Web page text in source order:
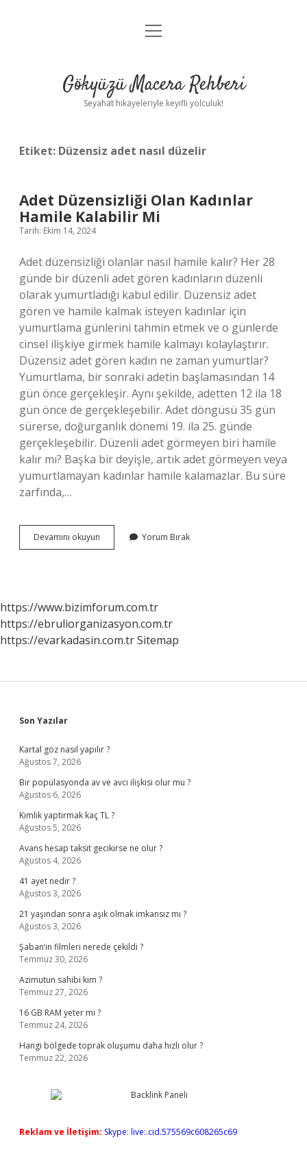
Anasayfa
Yasal Uyarı
menüyü
Gökyüzü Macera Rehberi
Seyahat hikayeleriyle keyifli yolculuk!
Etiket: Düzensiz adet nasıl düzelir
Adet Düzensizliği Olan Kadınlar
Hamile Kalabilir Mi
Tarih: Ekim 14, 2024
Adet düzensizliği olanlar nasıl hamile kalır? Her 28
günde bir düzenli adet gören kadınların düzenli
olarak yumurtladığı kabul edilir. Düzensiz adet
gören ve hamile kalmak isteyen kadınlar için
yumurtlama günlerini tahmin etmek ve o günlerde
cinsel ilişkiye girmek hamile kalmayı kolaylaştırır.
Düzensiz adet gören kadın ne zaman yumurtlar?
Yumurtlama, bir sonraki adetin başlamasından 14
gün önce gerçekleşir. Aynı şekilde, adetten 12 ila 18
gün önce de gerçekleşebilir. Adet döngüsü 35 gün
sürerse, doğurganlık dönemi 19. ila 25. günde
gerçekleşebilir. Düzenli adet görmeyen biri hamile
kalır mı? Başka bir deyişle, artık adet görmeyen veya
yumurtlamayan kadınlar hamile kalamazlar. Bu süre
zarfında,…
Devamını okuyun
Düzensizliği
Mi
Yorum Bırak
https://www.bizimforum.com.tr
https://ebruliorganizasyon.com.tr
https://evarkadasin.com.trSitemap
Sidebar
Son Yazılar
Kartal göz nasıl yapılır ?
Ağustos 7, 2026
Bir popülasyonda av ve avcı ilişkisi olur mu ?
Ağustos 6, 2026
Kimlik yaptırmak kaç TL ?
Ağustos 5, 2026
Avans hesap taksit gecikirse ne olur ?
Ağustos 4, 2026
41 ayet nedir ?
Ağustos 3, 2026
21 yaşından sonra aşık olmak imkansız mı ?
Ağustos 3, 2026
Şaban’ın filmleri nerede çekildi ?
Temmuz 30, 2026
Azimutun sahibi kim ?
Temmuz 27, 2026
16 GB RAM yeter mi ?
Temmuz 24, 2026
Hangi bölgede toprak oluşumu daha hızlı olur ?
Temmuz 22, 2026
Reklam ve İletişim: Skype: live:.cid.575569c608265c69